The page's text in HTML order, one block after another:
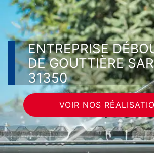
ENTREPRISE
DE GOUTTIÈRE
31350
VOIR NOS